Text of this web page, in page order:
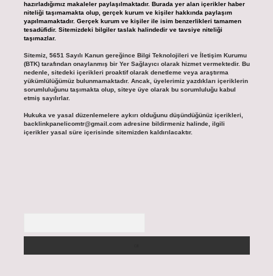
hazırladığımız makaleler paylaşılmaktadır. Burada yer alan içerikler haber
niteliği taşımamakta olup, gerçek kurum ve kişiler hakkında paylaşım
yapılmamaktadır. Gerçek kurum ve kişiler ile isim benzerlikleri tamamen
tesadüfidir. Sitemizdeki bilgiler taslak halindedir ve tavsiye niteliği
taşımazlar.
Sitemiz, 5651 Sayılı Kanun gereğince Bilgi Teknolojileri ve İletişim Kurumu
(BTK) tarafından onaylanmış bir Yer Sağlayıcı olarak hizmet vermektedir. Bu
nedenle, sitedeki içerikleri proaktif olarak denetleme veya araştırma
yükümlülüğümüz bulunmamaktadır. Ancak, üyelerimiz yazdıkları içeriklerin
sorumluluğunu taşımakta olup, siteye üye olarak bu sorumluluğu kabul
etmiş sayılırlar.
Hukuka ve yasal düzenlemelere aykırı olduğunu düşündüğünüz içerikleri,
backlinkpanelicomtr@gmail.comadresine bildirmeniz halinde, ilgili
içerikler yasal süre içerisinde sitemizden kaldırılacaktır.